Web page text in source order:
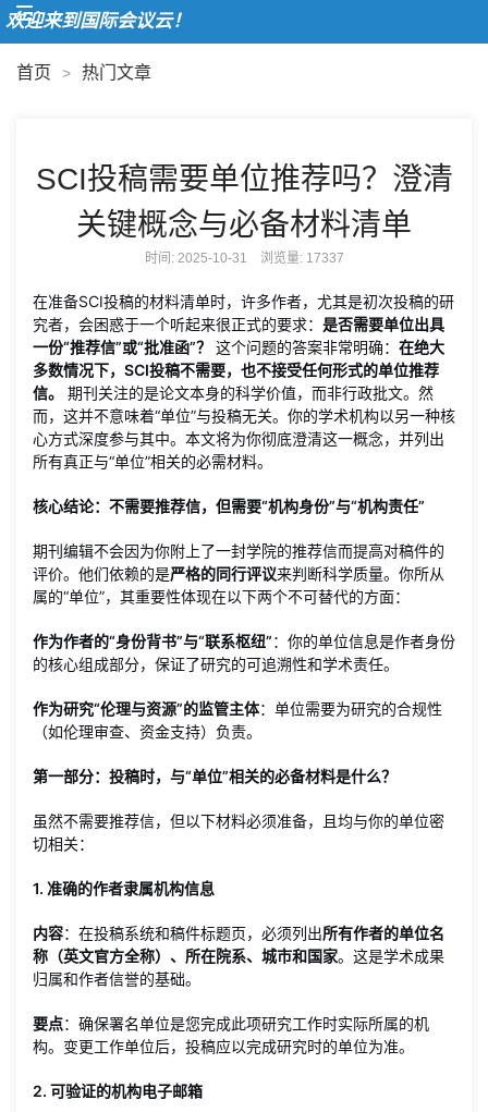
迎来到国际会议云！
首页 > 热门文章
SCI投稿需要单位推荐吗？澄清
关键概念与必备材料清单
时间: 2025-10-31 浏览量: 17337
在准备SCI投稿的材料清单时，许多作者，尤其是初次投稿的研
究者，会困惑于一个听起来很正式的要求： 是否需要单位出具
一份“推荐信”或“批准函”？
这个问题的答案非常明确： 在绝大
多数情况下，SCI投稿不需要，也不接受任何形式的单位推荐
信。
期刊关注的是论文本身的科学价值，而非行政批文。然
而，这并不意味着“单位”与投稿无关。你的学术机构以另一种核
心方式深度参与其中。本文将为你彻底澄清这一概念，并列出
所有真正与“单位”相关的必需材料。
核心结论：不需要推荐信，但需要“机构身份”与“机构责任”
期刊编辑不会因为你附上了一封学院的推荐信而提高对稿件的
评价。他们依赖的是严格的同行评议来判断科学质量。你所从
属的“单位”，其重要性体现在以下两个不可替代的方面：
作为作者的“身份背书”与“联系枢纽”：你的单位信息是作者身份
的核心组成部分，保证了研究的可追溯性和学术责任。
作为研究“伦理与资源”的监管主体：单位需要为研究的合规性
（如伦理审查、资金支持）负责。
第一部分：投稿时，与“单位”相关的必备材料是什么？
虽然不需要推荐信，但以下材料必须准备，且均与你的单位密
切相关：
1. 准确的作者隶属机构信息
内容：在投稿系统和稿件标题页，必须列出所有作者的单位名
称（英文官方全称）、所在院系、城市和国家。这是学术成果
归属和作者信誉的基础。
要点：确保署名单位是您完成此项研究工作时实际所属的机
构。变更工作单位后，投稿应以完成研究时的单位为准。
2. 可验证的机构电子邮箱